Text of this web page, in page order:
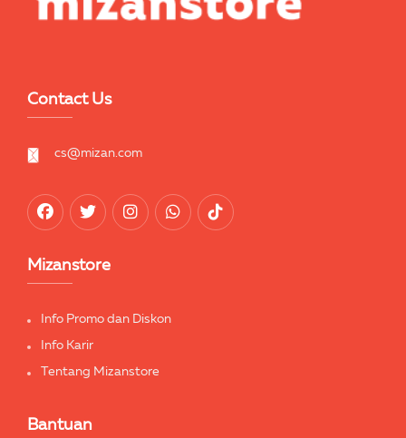
Contact Us
cs@mizan.com
Mizanstore
Info Promo dan Diskon
Info Karir
Tentang Mizanstore
Bantuan